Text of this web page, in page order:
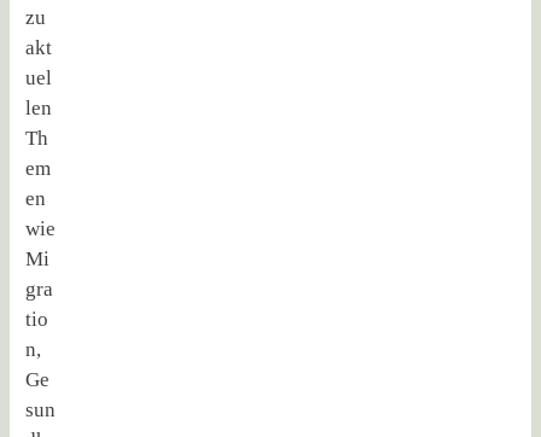
zu
akt
uel
len
Th
em
en
wie
Mi
gra
tio
n,
Ge
sun